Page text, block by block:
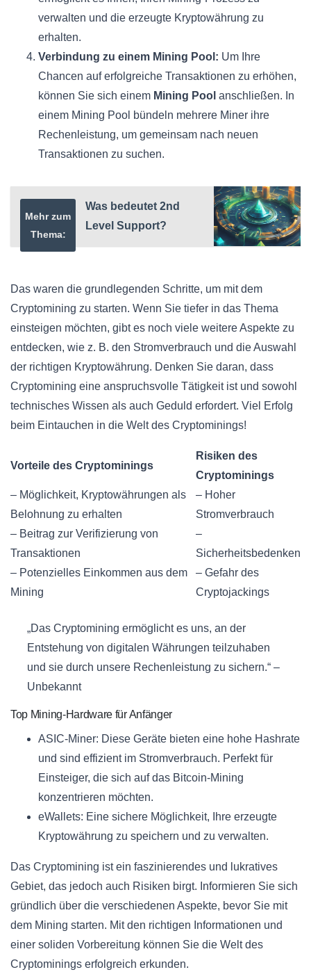
verwalten und die erzeugte Kryptowährung zu
erhalten.
Verbindung zu einem Mining Pool: Um Ihre
Chancen auf erfolgreiche Transaktionen zu erhöhen,
können Sie sich einem Mining Pool anschließen. In
einem Mining Pool bündeln mehrere Miner ihre
Rechenleistung, um gemeinsam nach neuen
Transaktionen zu suchen.
Mehr zum
Thema:
Was bedeutet 2nd
Level Support?
Das waren die grundlegenden Schritte, um mit dem
Cryptomining zu starten. Wenn Sie tiefer in das Thema
einsteigen möchten, gibt es noch viele weitere Aspekte zu
entdecken, wie z. B. den Stromverbrauch und die Auswahl
der richtigen Kryptowährung. Denken Sie daran, dass
Cryptomining eine anspruchsvolle Tätigkeit ist und sowohl
technisches Wissen als auch Geduld erfordert. Viel Erfolg
beim Eintauchen in die Welt des Cryptominings!
Vorteile des Cryptominings
Risiken des
Cryptominings
– Möglichkeit, Kryptowährungen als
Belohnung zu erhalten
– Hoher
Stromverbrauch
– Beitrag zur Verifizierung von
Transaktionen
–
Sicherheitsbedenken
– Potenzielles Einkommen aus dem
Mining
– Gefahr des
Cryptojackings
„Das Cryptomining ermöglicht es uns, an der
Entstehung von digitalen Währungen teilzuhaben
und sie durch unsere Rechenleistung zu sichern.“ –
Unbekannt
Top Mining-Hardware für Anfänger
ASIC-Miner: Diese Geräte bieten eine hohe Hashrate
und sind effizient im Stromverbrauch. Perfekt für
Einsteiger, die sich auf das Bitcoin-Mining
konzentrieren möchten.
eWallets: Eine sichere Möglichkeit, Ihre erzeugte
Kryptowährung zu speichern und zu verwalten.
Das Cryptomining ist ein faszinierendes und lukratives
Gebiet, das jedoch auch Risiken birgt. Informieren Sie sich
gründlich über die verschiedenen Aspekte, bevor Sie mit
dem Mining starten. Mit den richtigen Informationen und
einer soliden Vorbereitung können Sie die Welt des
Cryptominings erfolgreich erkunden.